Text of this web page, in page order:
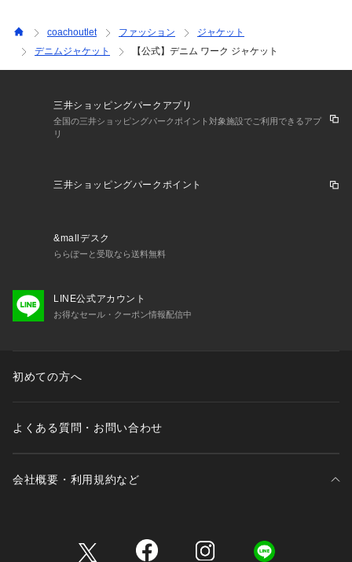
ます。
※ご使用のパソコンやスマートフォンの画面設定や機種により
実際のカラーと異なって見える場合がございます。
【COACHについて】コーチは80年以上の歴史を誇るライフス
タイルブランドです。ジェンダーレスに使えるデザインも豊富
に揃えており、バッグ、財布、革小物、シューズ、ウェア、な
coachoutlet ファッション
ジャケット
デニムジャケット
【公式】デニム ワーク ジャケット
三井ショッピングパークアプリ
全国の三井ショッピングパークポイント対象施設でご利用できるアプ
リ
三井ショッピングパークポイント
&mallデスク
ららぽーと受取なら送料無料
LINE公式アカウント
お得なセール・クーポン情報配信中
初めての方へ
よくある質問・お問い合わせ
会社概要・利用規約など